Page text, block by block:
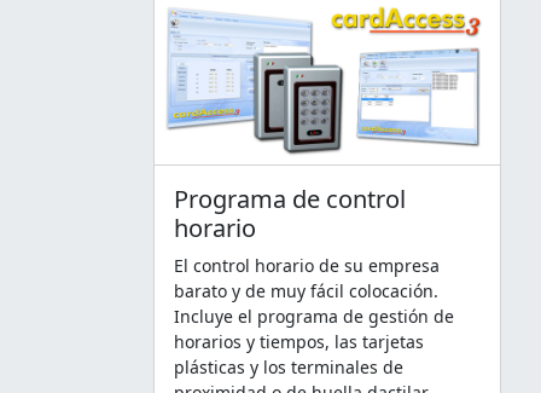
Programa de control
horario
El control horario de su empresa
barato y de muy fácil colocación.
Incluye el programa de gestión de
horarios y tiempos, las tarjetas
plásticas y los terminales de